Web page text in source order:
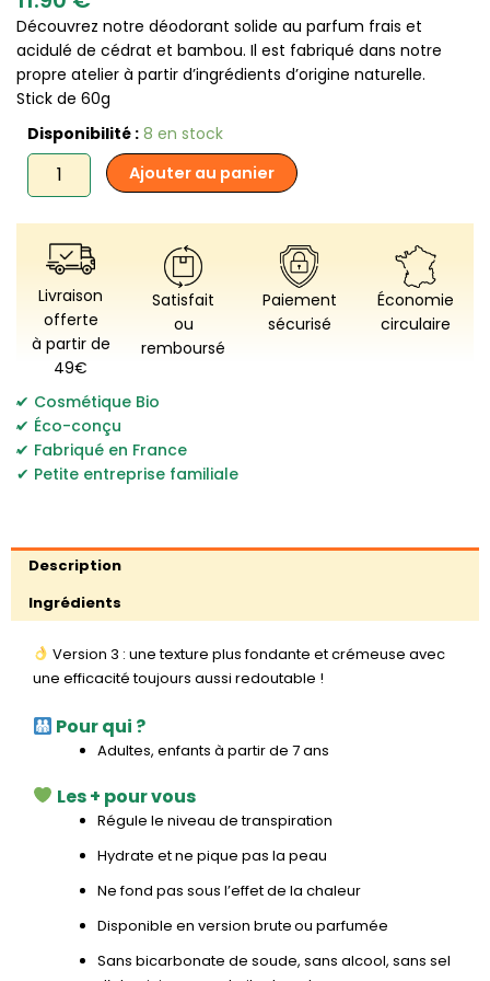
Découvrez notre déodorant solide au parfum frais et
acidulé de cédrat et bambou. Il est fabriqué dans notre
propre atelier à partir d’ingrédients d’origine naturelle.
Stick de 60g
Disponibilité : 8 en stock
quantité
de
Comme
Avant
-
Déodorant
solide
cédrat
bambou
-
Version
3
Ajouter au panier
Livraison
offerte
à partir de
49€
Satisfait
ou
remboursé
Paiement
sécurisé
Économie
circulaire
Cosmétique Bio
,
Éco-conçu
,
Fabriqué en France
,
Petite entreprise familiale
Description
Ingrédients
Version 3 : une texture plus fondante et crémeuse avec
une efficacité toujours aussi redoutable !
Pour qui ?
Adultes, enfants à partir de 7 ans
Les + pour vous
Régule le niveau de transpiration
Hydrate et ne pique pas la peau
Ne fond pas sous l’effet de la chaleur
Disponible en version brute ou parfumée
Sans bicarbonate de soude, sans alcool, sans sel